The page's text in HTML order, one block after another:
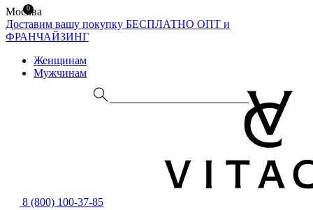
Москва
Доставим вашу покупку БЕСПЛАТНО ОПТ и
ФРАНЧАЙЗИНГ
Женщинам
Мужчинам
8 (800) 100-37-85
0